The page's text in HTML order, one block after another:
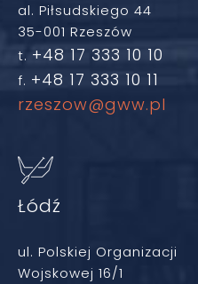
al. Piłsudskiego 44
35-001 Rzeszów
t. +48 17 333 10 10
f. +48 17 333 10 11
rzeszow@gww.pl
Łódź
ul. Polskiej Organizacji
Wojskowej 16/1